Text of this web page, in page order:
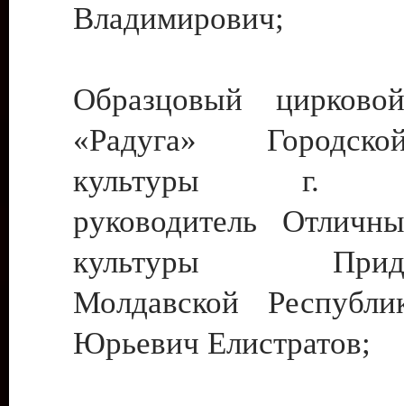
Владимирович;
Образцовый
«Радуга»
культуры г.
руководитель
культуры
Молдавской
Юрьевич Елистратов;